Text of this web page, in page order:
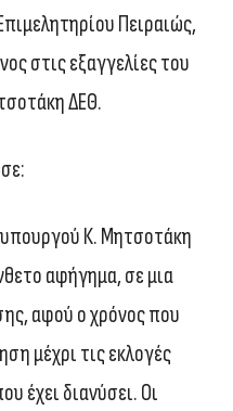
Πειραιώς,
στις εξαγγελίες του
ΔΕΘ.
Κ. Μητσοτάκη
αφήγημα, σε μια
αφού ο χρόνος που
μέχρι τις εκλογές
έχει διανύσει. Οι